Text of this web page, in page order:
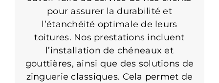
pour assurer la durabilité et
l’étanchéité optimale de leurs
toitures. Nos prestations incluent
l’installation de chéneaux et
gouttières, ainsi que des solutions de
zinguerie classiques. Cela permet de